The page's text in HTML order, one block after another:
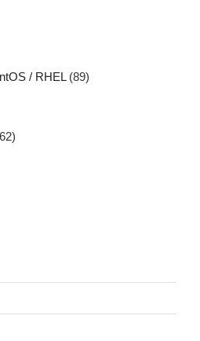
/ RHEL(89)